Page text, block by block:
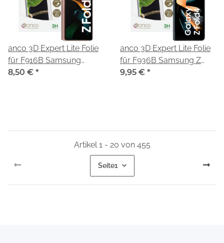
anco 3D Expert Lite Folie
für F916B Samsung
Galaxy Z Fold2 5G
8,50 € *
anco 3D Expert Lite Folie
für F936B Samsung Z
Fold4
9,95 € *
Artikel 1 - 20 von 455
Seite1